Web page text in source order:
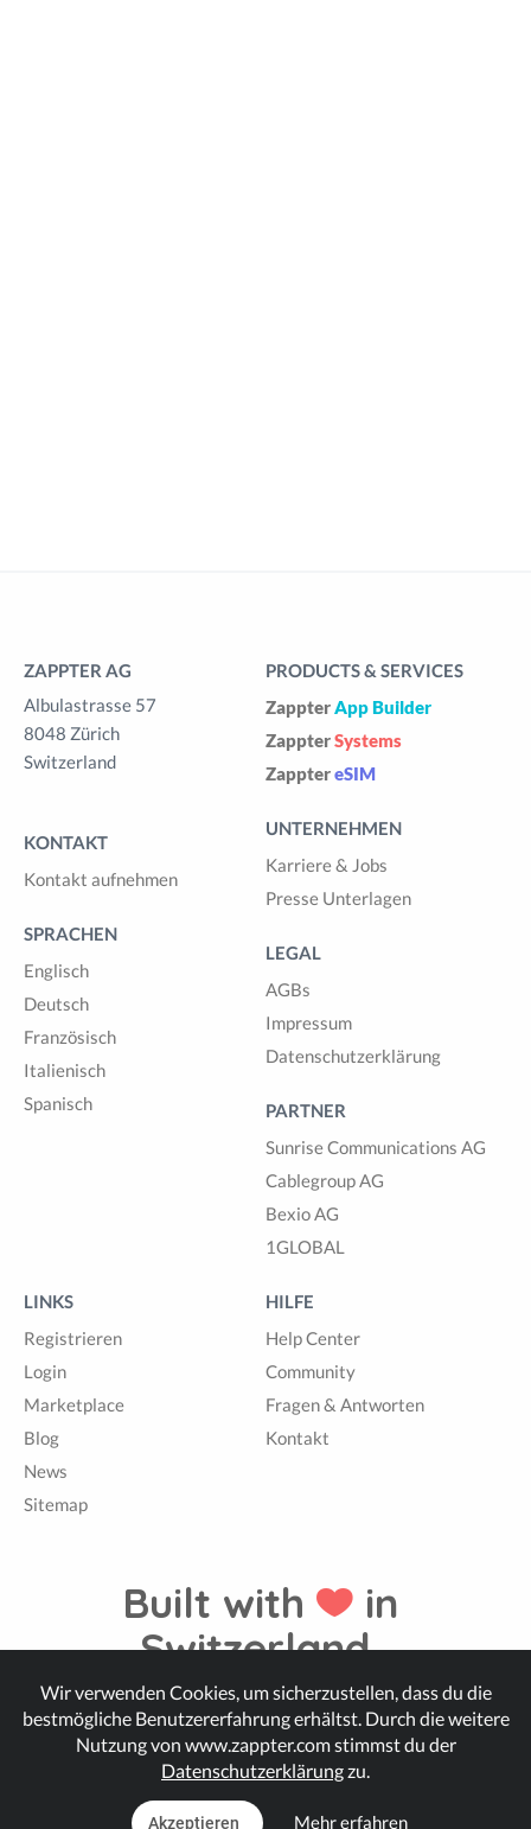
ZAPPTER AG
Albulastrasse 57
8048 Zürich
Switzerland
KONTAKT
Kontakt aufnehmen
SPRACHEN
Englisch
Deutsch
Französisch
Italienisch
Spanisch
PRODUCTS & SERVICES
ZappterApp Builder
ZappterSystems
ZapptereSIM
UNTERNEHMEN
Karriere & Jobs
Presse Unterlagen
LEGAL
AGBs
Impressum
Datenschutzerklärung
PARTNER
Sunrise Communications AG
Cablegroup AG
Bexio AG
1GLOBAL
LINKS
Registrieren
Login
Marketplace
Blog
News
Sitemap
HILFE
Help Center
Community
Fragen & Antworten
Kontakt
Built with
in
Switzerland.
© Zappter
Wir verwenden Cookies, um sicherzustellen, dass du die
bestmögliche Benutzererfahrung erhältst. Durch die weitere
Nutzung von www.zappter.com stimmst du der
Datenschutzerklärungzu.
Akzeptieren Mehr erfahren